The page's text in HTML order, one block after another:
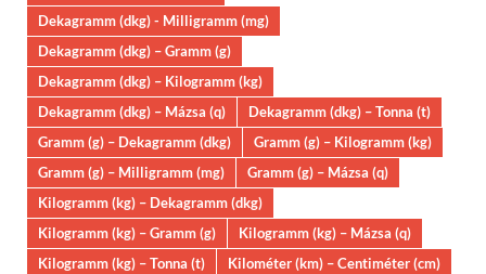
Dekagramm (dkg) - Milligramm (mg)
Dekagramm (dkg) – Gramm (g)
Dekagramm (dkg) – Kilogramm (kg)
Dekagramm (dkg) – Mázsa (q)
Dekagramm (dkg) – Tonna (t)
Gramm (g) – Dekagramm (dkg)
Gramm (g) – Kilogramm (kg)
Gramm (g) – Milligramm (mg)
Gramm (g) – Mázsa (q)
Kilogramm (kg) – Dekagramm (dkg)
Kilogramm (kg) – Gramm (g)
Kilogramm (kg) – Mázsa (q)
Kilogramm (kg) – Tonna (t)
Kilométer (km) – Centiméter (cm)